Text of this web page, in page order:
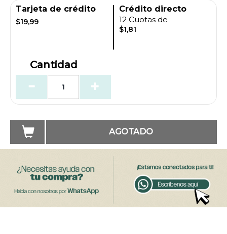
Tarjeta de crédito
$19,99
Crédito directo
12 Cuotas de
$1,81
Cantidad
AGOTADO